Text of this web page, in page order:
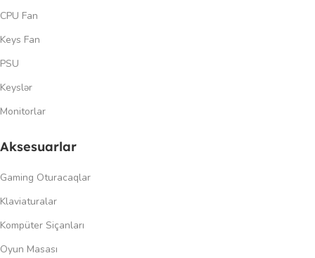
CPU Fan
Keys Fan
PSU
Keyslər
Monitorlar
Aksesuarlar
Gaming Oturacaqlar
Klaviaturalar
Kompüter Siçanları
Oyun Masası